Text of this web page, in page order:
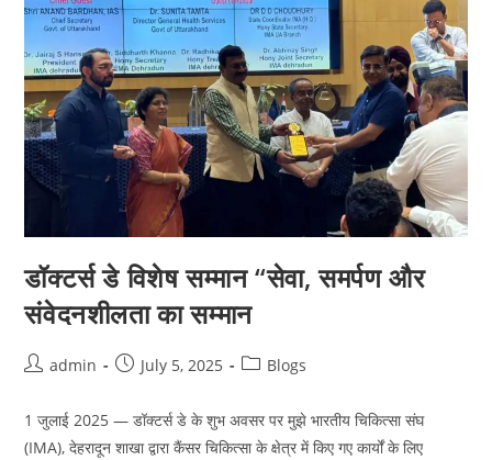
डॉक्टर्स डे विशेष सम्मान “सेवा, समर्पण और
संवेदनशीलता का सम्मान
admin July 5, 2025 Blogs
1 जुलाई 2025 — डॉक्टर्स डे के शुभ अवसर पर मुझे भारतीय चिकित्सा संघ
(IMA), देहरादून शाखा द्वारा कैंसर चिकित्सा के क्षेत्र में किए गए कार्यों के लिए